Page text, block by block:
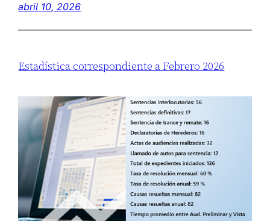
abril 10, 2026
Estadística correspondiente a Febrero 2026